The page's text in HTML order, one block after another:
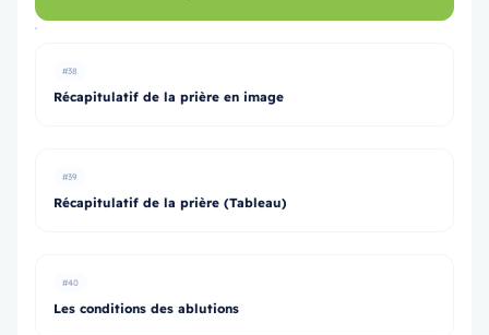
#38
Récapitulatif de la prière en image
#39
Récapitulatif de la prière (Tableau)
#40
Les conditions des ablutions